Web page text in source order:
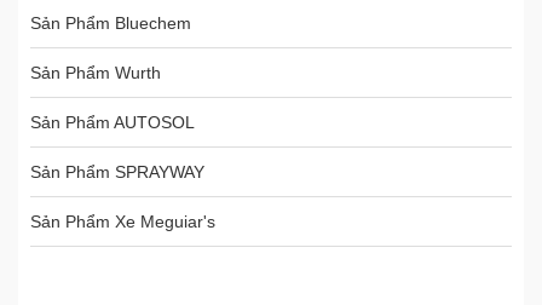
Sản Phẩm Bluechem
Sản Phẩm Wurth
Sản Phẩm AUTOSOL
Sản Phẩm SPRAYWAY
Sản Phẩm Xe Meguiar's